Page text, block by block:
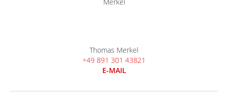
Thomas Merkel
+49 891 301 43821
E-MAIL